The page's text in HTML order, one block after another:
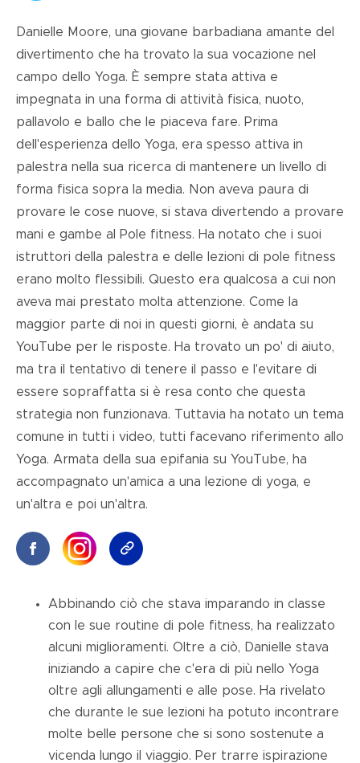
Danielle Moore, una giovane barbadiana amante del
divertimento che ha trovato la sua vocazione nel
campo dello Yoga. È sempre stata attiva e
impegnata in una forma di attività fisica, nuoto,
pallavolo e ballo che le piaceva fare. Prima
dell'esperienza dello Yoga, era spesso attiva in
palestra nella sua ricerca di mantenere un livello di
forma fisica sopra la media. Non aveva paura di
provare le cose nuove, si stava divertendo a provare
mani e gambe al Pole fitness. Ha notato che i suoi
istruttori della palestra e delle lezioni di pole fitness
erano molto flessibili. Questo era qualcosa a cui non
aveva mai prestato molta attenzione. Come la
maggior parte di noi in questi giorni, è andata su
YouTube per le risposte. Ha trovato un po' di aiuto,
ma tra il tentativo di tenere il passo e l'evitare di
essere sopraffatta si è resa conto che questa
strategia non funzionava. Tuttavia ha notato un tema
comune in tutti i video, tutti facevano riferimento allo
Yoga. Armata della sua epifania su YouTube, ha
accompagnato un'amica a una lezione di yoga, e
un'altra e poi un'altra.
Abbinando ciò che stava imparando in classe
con le sue routine di pole fitness, ha realizzato
alcuni miglioramenti. Oltre a ciò, Danielle stava
iniziando a capire che c'era di più nello Yoga
oltre agli allungamenti e alle pose. Ha rivelato
che durante le sue lezioni ha potuto incontrare
molte belle persone che si sono sostenute a
vicenda lungo il viaggio. Per trarre ispirazione